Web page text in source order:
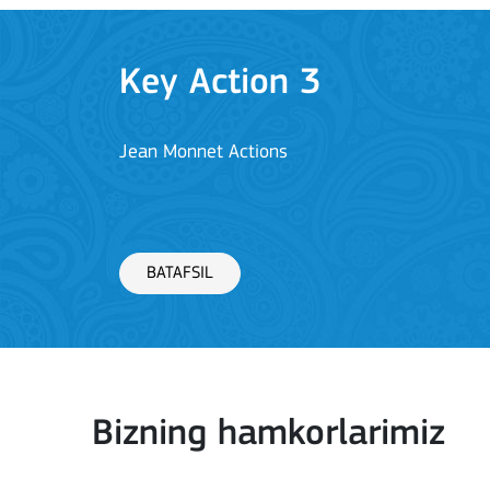
Key Action 3
Jean Monnet Actions
BATAFSIL
Key Action 1:
Bizning hamkorlarimiz